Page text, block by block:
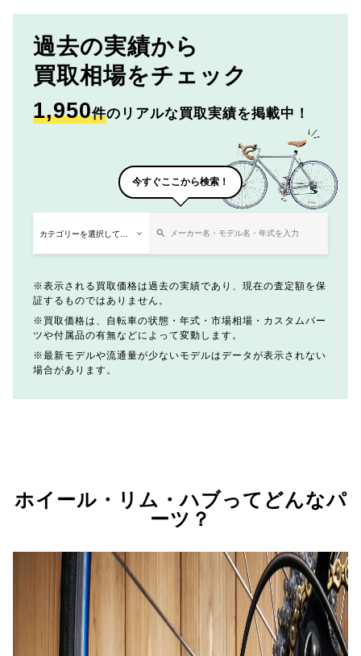
過去の実績から
買取相場をチェック
1,950件のリアルな買取実績を掲載中！
今すぐここから検索！
表示される買取価格は過去の実績であり、現在の査定額を保
証するものではありません。
買取価格は、自転車の状態・年式・市場相場・カスタムパー
ツや付属品の有無などによって変動します。
最新モデルや流通量が少ないモデルはデータが表示されない
場合があります。
ホイール・リム・ハブってどんなパ
ーツ？